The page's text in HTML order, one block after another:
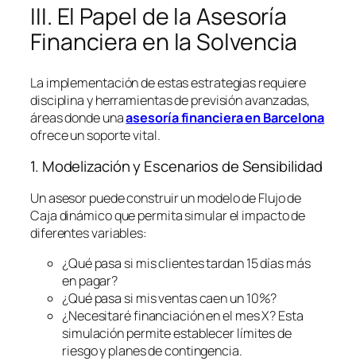
III. El Papel de la Asesoría
Financiera en la Solvencia
La implementación de estas estrategias requiere
disciplina y herramientas de previsión avanzadas,
áreas donde unaasesoría financiera en Barcelona
ofrece un soporte vital.
1. Modelización y Escenarios de Sensibilidad
Un asesor puede construir un modelo de Flujo de
Caja dinámico que permita simular el impacto de
diferentes variables:
¿Qué pasa si mis clientes tardan 15 días más
en pagar?
¿Qué pasa si mis ventas caen un 10%?
¿Necesitaré financiación en el mes X? Esta
simulación permite establecer límites de
riesgo y planes de contingencia.